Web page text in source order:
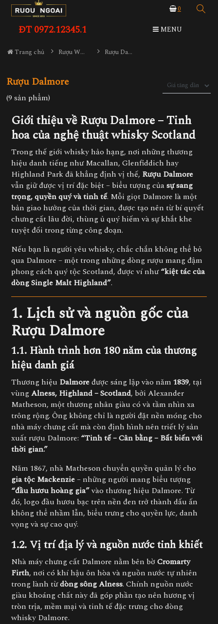
0
ĐT 0972.12345.1 MENU
Trang chủ Rượu Whisky Rượu Dalmore
Rượu Dalmore
(9 sản phẩm)
Giới thiệu về Rượu Dalmore – Tinh
hoa của nghệ thuật whisky Scotland
Trong thế giới whisky hảo hạng, nơi những thương
hiệu danh tiếng như Macallan, Glenfiddich hay
Highland Park đã khẳng định vị thế, Rượu Dalmore
vẫn giữ được vị trí đặc biệt – biểu tượng củasự sang
trọng, quyền quý và tinh tế. Mỗi giọt Dalmore là một
bản giao hưởng của thời gian, được tạo nên từ bí quyết
chưng cất lâu đời, thùng ủ quý hiếm và sự khắt khe
tuyệt đối trong từng công đoạn.
Nếu bạn là người yêu whisky, chắc chắn không thể bỏ
qua Dalmore – một trong những dòng rượu mang đậm
phong cách quý tộc Scotland, được ví như“kiệt tác của
dòng Single Malt Highland”.
1. Lịch sử và nguồn gốc của
Rượu Dalmore
1.1. Hành trình hơn 180 năm của thương
hiệu danh giá
Thương hiệu Dalmoređược sáng lập vào năm 1839, tại
vùngAlness, Highland – Scotland, bởi Alexander
Matheson, một thương nhân giàu có và tầm nhìn xa
trông rộng. Ông không chỉ là người đặt nền móng cho
nhà máy chưng cất mà còn định hình nên triết lý sản
xuất rượu Dalmore: “Tinh tế – Cân bằng – Bất biến với
thời gian.”
Năm 1867, nhà Matheson chuyển quyền quản lý cho
gia tộc Mackenzie– những người mang biểu tượng
“đầu hươu hoàng gia”vào thương hiệu Dalmore. Từ
đó, logo đầu hươu bạc trên nền đen trở thành dấu ấn
không thể nhầm lẫn, biểu trưng cho quyền lực, danh
vọng và sự cao quý.
1.2. Vị trí địa lý và nguồn nước tinh khiết
Nhà máy chưng cất Dalmore nằm bên bờCromarty
Firth, nơi có khí hậu ôn hòa và nguồn nước tự nhiên
trong lành từdòng sông Alness. Chính nguồn nước
giàu khoáng chất này đã góp phần tạo nên hương vị
tròn trịa, mềm mại và tinh tế đặc trưng cho dòng
whisky Dalmore.